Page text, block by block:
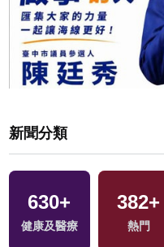
新聞分類
630+
健康及醫療
382+
熱門